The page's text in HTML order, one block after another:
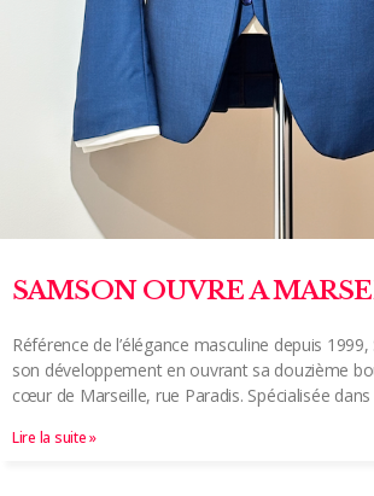
SAMSON OUVRE A
Référence de l’élégance masculine depuis
son développement en ouvrant sa douzième
cœur de Marseille, rue Paradis. Spécialisée dans
Lire la suite »